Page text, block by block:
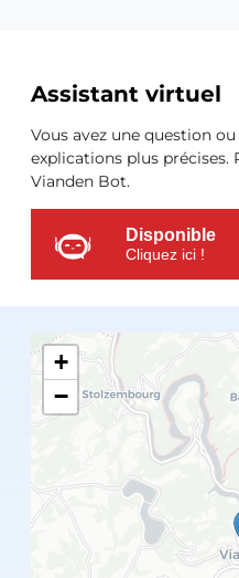
Assistant virtuel
Vous avez une question
explications plus précises.
Vianden Bot.
Disponible
Cliquez ici !
+
−